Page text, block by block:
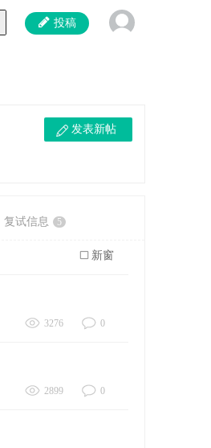
投稿
发表新帖
复试信息 5
新窗
3276 0
2899 0